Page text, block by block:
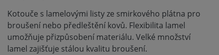
Kotouče s lamelovými listy ze smirkového plátna pro
broušení nebo předleštění kovů. Flexibilita lamel
umožňuje přizpůsobení materiálu. Velké množství
lamel zajišťuje stálou kvalitu broušení.